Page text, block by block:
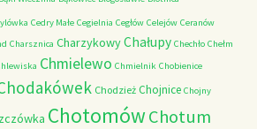
Cedry Małe Cegielnia Cegłów Celejów Ceranów
Charsznica CharzykowyChałupy Chechło Chełm
Chmielewo Chmielnik Chobienice
Chodzież Chojnice Chojny
ChotomówChotum